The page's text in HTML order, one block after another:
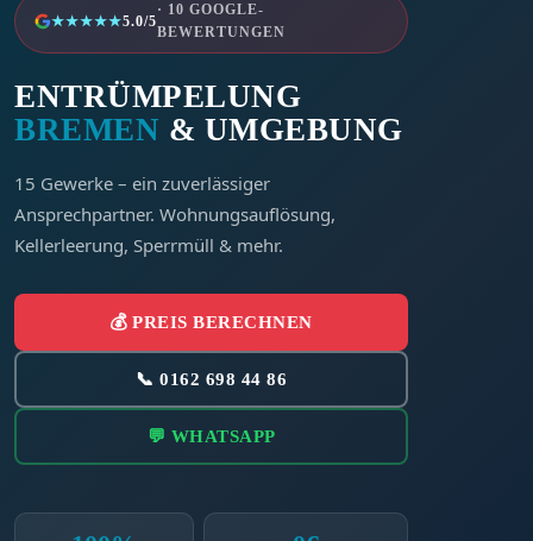
★★★★★5.0/5
· 10 GOOGLE-
BEWERTUNGEN
ENTRÜMPELUNG
BREMEN & UMGEBUNG
15 Gewerke – ein zuverlässiger
Ansprechpartner. Wohnungsauflösung,
Kellerleerung, Sperrmüll & mehr.
💰 PREIS BERECHNEN
📞 0162 698 44 86
💬 WHATSAPP